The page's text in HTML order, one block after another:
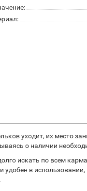
уходит, их место
о наличии
искать по всем
в